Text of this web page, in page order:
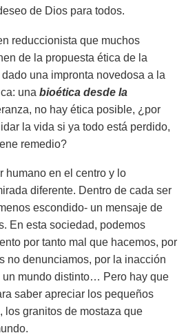
de Dios para todos.
reduccionista que muchos
de la propuesta ética de la
una impronta novedosa a la
una bioética desde la
no hay ética posible, ¿por
la vida si ya todo está perdido,
remedio?
humano en el centro y lo
diferente. Dentro de cada ser
escondido- un mensaje de
En esta sociedad, podemos
por tanto mal que hacemos, por
no denunciamos, por la inacción
un mundo distinto… Pero hay que
saber apreciar los pequeños
los granitos de mostaza que